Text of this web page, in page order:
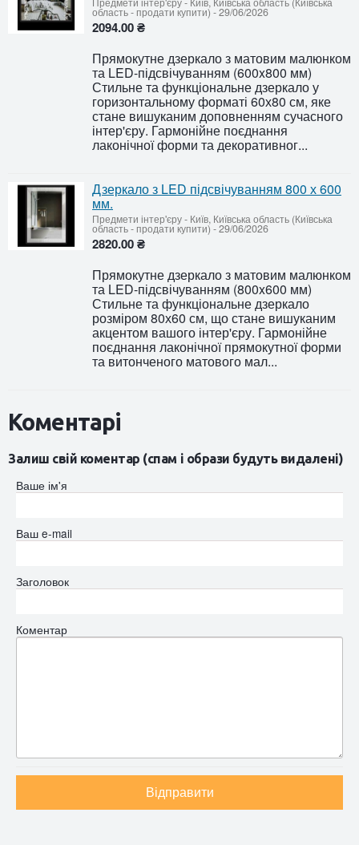
область - продати купити)-29/06/2026
2094.00 ₴
Прямокутне дзеркало з матовим малюнком
та LED-підсвічуванням (600x800 мм)
Стильне та функціональне дзеркало у
горизонтальному форматі 60х80 см, яке
стане вишуканим доповненням сучасного
інтер'єру. Гармонійне поєднання
лаконічної форми та декоративног...
Дзеркало з LED підсвічуванням 800 х 600
мм.
Предмети інтер'єру- Київ, Київська область (Київська
область - продати купити)-29/06/2026
2820.00 ₴
Прямокутне дзеркало з матовим малюнком
та LED-підсвічуванням (800x600 мм)
Стильне та функціональне дзеркало
розміром 80х60 см, що стане вишуканим
акцентом вашого інтер'єру. Гармонійне
поєднання лаконічної прямокутної форми
та витонченого матового мал...
Коментарі
Залиш свій коментар (спам і образи будуть видалені)
Ваше ім'я
Ваш e-mail
Заголовок
Коментар
Відправити